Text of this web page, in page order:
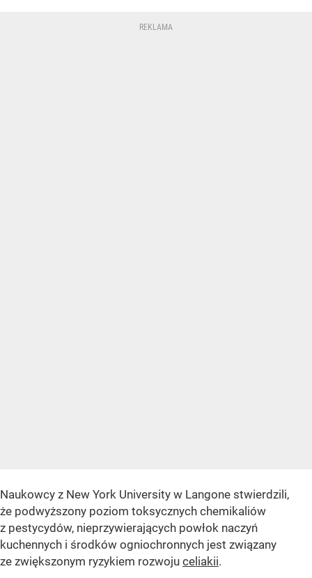
Naukowcy z New York University w Langone stwierdzili,
że podwyższony poziom toksycznych chemikaliów
z pestycydów, nieprzywierających powłok naczyń
kuchennych i środków ogniochronnych jest związany
ze zwiększonym ryzykiem rozwoju celiakii.